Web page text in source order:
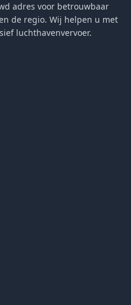
adres voor betrouwbaar
de regio. Wij helpen u met
luchthavenvervoer.